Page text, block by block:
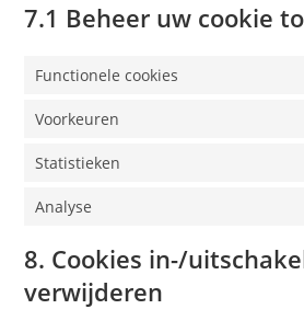
7.1 Beheer uw cookie
Functionele cookies
Voorkeuren
Statistieken
Analyse
8. Cookies in-/
verwijderen